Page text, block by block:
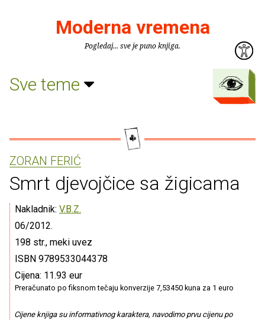
Moderna vremena
Pogledaj... sve je puno knjiga.
Sve teme
ZORAN FERIĆ
Smrt djevojčice sa žigicama
Nakladnik: V.B.Z.
06/2012.
198 str., meki uvez
ISBN 9789533044378
Cijena: 11.93 eur
Preračunato po fiksnom tečaju konverzije 7,53450 kuna za 1 euro
Cijene knjiga su informativnog karaktera, navodimo prvu cijenu po